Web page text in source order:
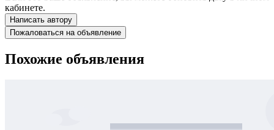
кабинете.
Написать автору
Пожаловаться на объявление
Похожие объявления